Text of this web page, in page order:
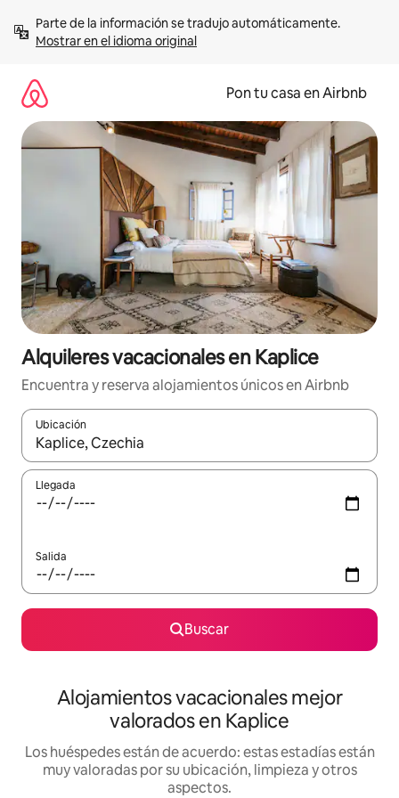
contenidoMostrar en el idioma original
Pon tu casa en Airbnb
Alquileres vacacionales en Kaplice
Encuentra y reserva alojamientos únicos en Airbnb
Ubicación
Cuando los resultados estén disponibles, navega con las
Llegada
Salida
Buscar
Alojamientos vacacionales mejor
valorados en Kaplice
Los huéspedes están de acuerdo: estas estadías están
muy valoradas por su ubicación, limpieza y otros
aspectos.